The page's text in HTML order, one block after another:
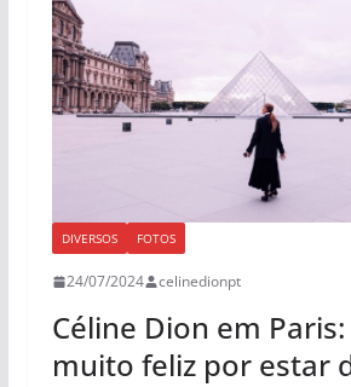
DIVERSOS FOTOS
24/07/2024 celinedionpt
Céline Dion em Paris:
muito feliz por estar